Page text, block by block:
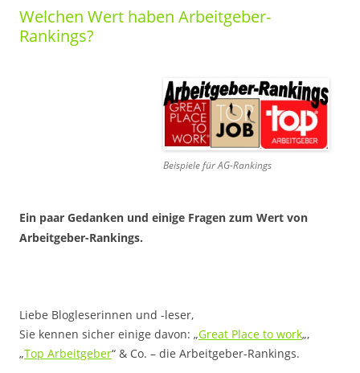
Welchen Wert haben Arbeitgeber-
Rankings?
Beispiele für AG-Rankings
Ein paar Gedanken und einige Fragen zum Wert von
Arbeitgeber-Rankings.
Liebe Blogleserinnen und -leser,
Sie kennen sicher einige davon: „Great Place to work„,
„Top Arbeitgeber“ & Co. – die Arbeitgeber-Rankings.